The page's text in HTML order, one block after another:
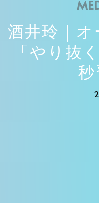
酒井玲｜
「やり抜
秒